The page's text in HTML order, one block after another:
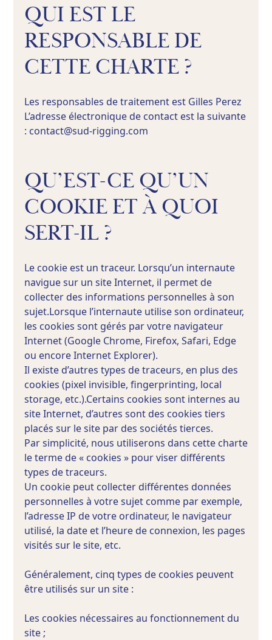
QUI EST LE
RESPONSABLE DE
CETTE CHARTE ?
Les responsables de traitement est Gilles Perez
L’adresse électronique de contact est la suivante
: contact@sud-rigging.com
QU’EST-CE QU’UN
COOKIE ET À QUOI
SERT-IL ?
Le cookie est un traceur. Lorsqu’un internaute
navigue sur un site Internet, il permet de
collecter des informations personnelles à son
sujet.Lorsque l’internaute utilise son ordinateur,
les cookies sont gérés par votre navigateur
Internet (Google Chrome, Firefox, Safari, Edge
ou encore Internet Explorer).
Il existe d’autres types de traceurs, en plus des
cookies (pixel invisible, fingerprinting, local
storage, etc.).Certains cookies sont internes au
site Internet, d’autres sont des cookies tiers
placés sur le site par des sociétés tierces.
Par simplicité, nous utiliserons dans cette charte
le terme de « cookies » pour viser différents
types de traceurs.
Un cookie peut collecter différentes données
personnelles à votre sujet comme par exemple,
l’adresse IP de votre ordinateur, le navigateur
utilisé, la date et l’heure de connexion, les pages
visités sur le site, etc.
Généralement, cinq types de cookies peuvent
être utilisés sur un site :
Les cookies nécessaires au fonctionnement du
site ;